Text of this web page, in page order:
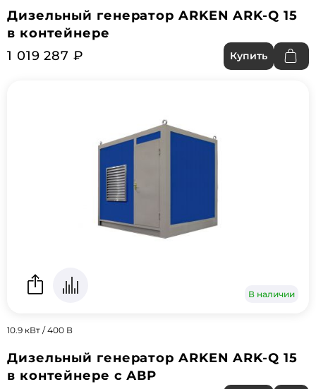
Дизельный генератор ARKEN ARK-Q 15
в контейнере
1 019 287 ₽
Купить
В наличии
10.9 кВт / 400 В
Дизельный генератор ARKEN ARK-Q 15
в контейнере с АВР